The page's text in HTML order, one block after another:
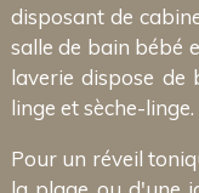
disposant de
salle de bain bébé
laverie dispose de
linge et sèche-linge.
Pour un réveil